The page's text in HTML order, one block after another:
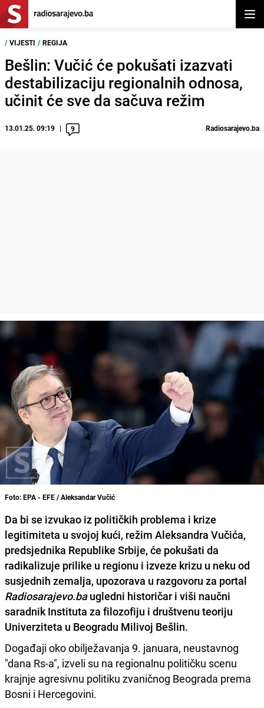
/ VIJESTI / REGIJA
Bešlin: Vučić će pokušati izazvati
destabilizaciju regionalnih odnosa,
učinit će sve da sačuva režim
13.01.25. 09:19 9 Radiosarajevo.ba
Foto: EPA - EFE / Aleksandar Vučić
Da bi se izvukao iz političkih problema i krize
legitimiteta u svojoj kući, režim Aleksandra Vučića,
predsjednika Republike Srbije, će pokušati da
radikalizuje prilike u regionu i izveze krizu u neku od
susjednih zemalja, upozorava u razgovoru za portal
Radiosarajevo.baugledni historičar i viši naučni
saradnik Instituta za filozofiju i društvenu teoriju
Univerziteta u Beogradu Milivoj Bešlin.
Događaji oko obilježavanja 9. januara, neustavnog
"dana Rs-a", izveli su na regionalnu političku scenu
krajnje agresivnu politiku zvaničnog Beograda prema
Bosni i Hercegovini.